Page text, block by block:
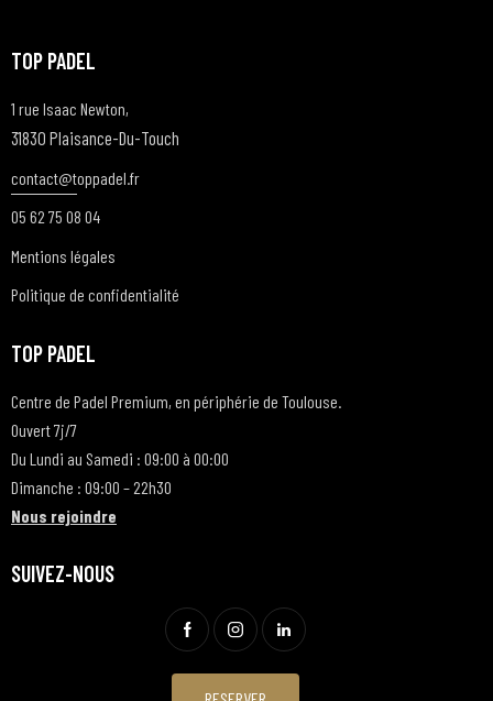
TOP PADEL
1 rue Isaac Newton,
31830 Plaisance-Du-Touch
contact@toppadel.fr
05 62 75 08 04
Mentions légales
Politique de confidentialité
TOP PADEL
Centre de Padel Premium, en périphérie de Toulouse.
Ouvert 7j/7
Du Lundi au Samedi : 09:00 à 00:00
Dimanche : 09:00 – 22h30
Nous rejoindre
SUIVEZ-NOUS